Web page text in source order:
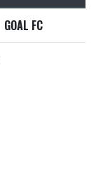
GOAL FC